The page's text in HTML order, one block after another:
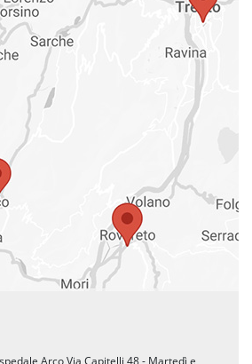
Arco Via Capitelli 48 - Martedì e